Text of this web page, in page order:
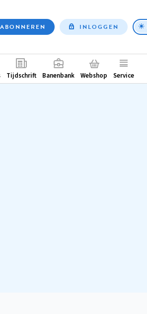
ABONNEREN INLOGGEN
Tijdschrift Banenbank Webshop Service